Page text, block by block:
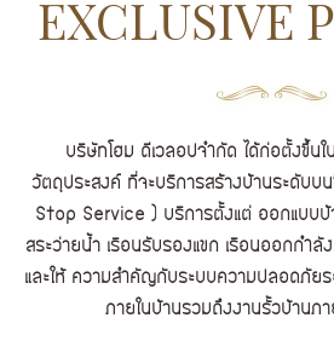
EXCLUSIVE
บริษัทโฮม ดีเวลอปจำกัด ได้ก่อตั้งขึ้น
วัตถุประสงค์ ที่จะบริการสร้างบ้านระดับบ
Stop Service ) บริการตั้งแต่ ออกแบบบ้
สระว่ายน้ำ เรือนรับรองแขก เรือนออกกำลั
และให้ ความสำคัญกับระบบความปลอดภัย
ภายในบ้านรวมถึงงานรั้วบ้านภ